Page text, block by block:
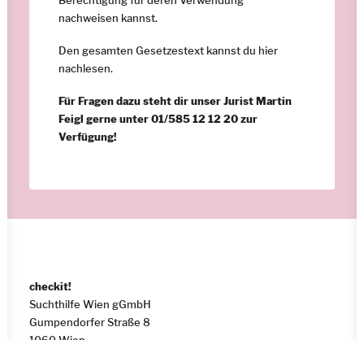
nachweisen kannst.
Den gesamten Gesetzestext kannst du hier
nachlesen.
Für Fragen dazu steht dir unser Jurist Martin
Feigl gerne unter 01/585 12 12 20 zur
Verfügung!
checkit!
Suchthilfe Wien gGmbH
Gumpendorfer Straße 8